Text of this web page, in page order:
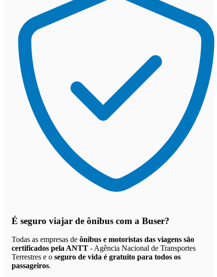
É seguro viajar de ônibus com a Buser?
Todas as empresas de ônibus e motoristas das viagens são
certificados pela ANTT - Agência Nacional de Transportes
Terrestres e o seguro de vida é gratuito para todos os
passageiros.